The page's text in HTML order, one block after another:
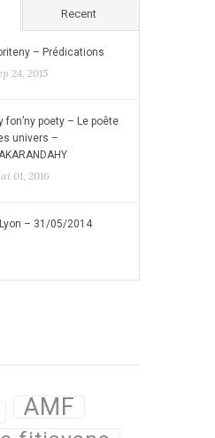
Recent
– Prédications
24, 2015
fon’ny poety – Le poête
univers –
01, 2016
– 31/05/2014
AMF